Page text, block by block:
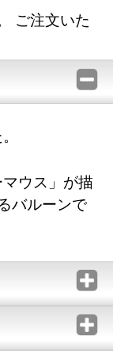
ご注文いた
ウス」が描
バルーンで